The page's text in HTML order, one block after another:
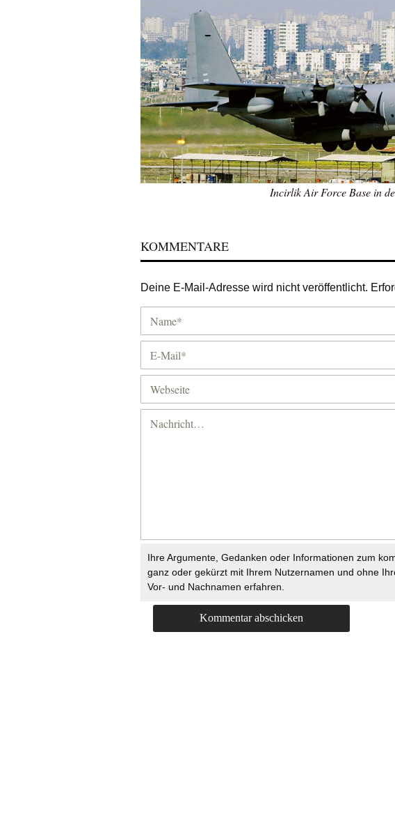
Incirlik Air Force Base in
KOMMENTARE
Deine E-Mail-Adresse wird nicht veröffentlicht.
Ihre Argumente, Gedanken oder Informationen zum
ganz oder gekürzt mit Ihrem Nutzernamen und ohne
Vor- und Nachnamen erfahren.